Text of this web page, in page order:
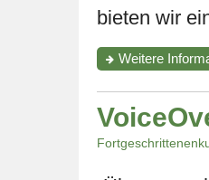
bieten wir
Weitere